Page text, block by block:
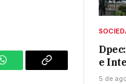
WhatsAppCopy
e
5 de